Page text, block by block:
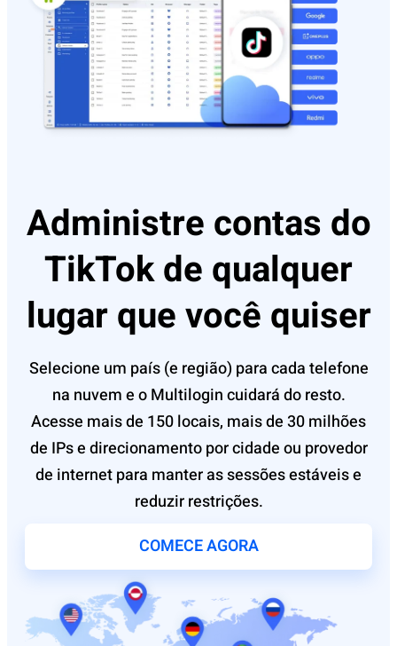
Administre contas do
TikTok de qualquer
lugar que você quiser
Selecione um país (e região) para cada telefone
na nuvem e o Multilogin cuidará do resto.
Acesse mais de 150 locais, mais de 30 milhões
de IPs e direcionamento por cidade ou provedor
de internet para manter as sessões estáveis ​​e
reduzir restrições.
COMECE AGORA